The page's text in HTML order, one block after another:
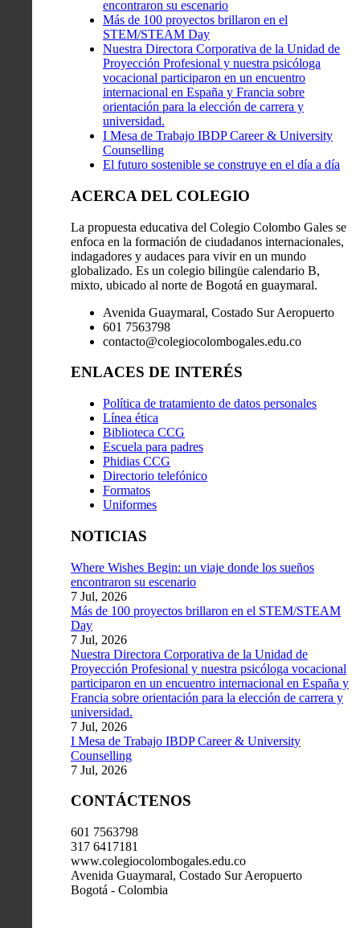
encontraron su escenario
Más de 100 proyectos brillaron en el
STEM/STEAM Day
Nuestra Directora Corporativa de la Unidad de
Proyección Profesional y nuestra psicóloga
vocacional participaron en un encuentro
internacional en España y Francia sobre
orientación para la elección de carrera y
universidad.
I Mesa de Trabajo IBDP Career & University
Counselling
El futuro sostenible se construye en el día a día
ACERCA DEL COLEGIO
La propuesta educativa del Colegio Colombo Gales se
enfoca en la formación de ciudadanos internacionales,
indagadores y audaces para vivir en un mundo
globalizado. Es un colegio bilingüe calendario B,
mixto, ubicado al norte de Bogotá en guaymaral.
Avenida Guaymaral, Costado Sur Aeropuerto
601 7563798
contacto@colegiocolombogales.edu.co
ENLACES DE INTERÉS
Política de tratamiento de datos personales
Línea ética
Biblioteca CCG
Escuela para padres
Phidias CCG
Directorio telefónico
Formatos
Uniformes
NOTICIAS
Where Wishes Begin: un viaje donde los sueños
encontraron su escenario
7 Jul, 2026
Más de 100 proyectos brillaron en el STEM/STEAM
Day
7 Jul, 2026
Nuestra Directora Corporativa de la Unidad de
Proyección Profesional y nuestra psicóloga vocacional
participaron en un encuentro internacional en España y
Francia sobre orientación para la elección de carrera y
universidad.
7 Jul, 2026
I Mesa de Trabajo IBDP Career & University
Counselling
7 Jul, 2026
CONTÁCTENOS
601 7563798
317 6417181
www.colegiocolombogales.edu.co
Avenida Guaymaral, Costado Sur Aeropuerto
Bogotá - Colombia